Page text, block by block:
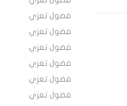
فضول تعزي
فضول تعزي
فضول تعزي
فضول تعزي
فضول تعزي
فضول تعزي